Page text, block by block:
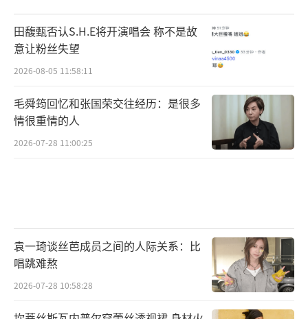
田馥甄否认S.H.E将开演唱会 称不是故
意让粉丝失望
2026-08-05 11:58:11
毛舜筠回忆和张国荣交往经历：是很多
情很重情的人
2026-07-28 11:00:25
袁一琦谈丝芭成员之间的人际关系：比
唱跳难熬
2026-07-28 10:58:28